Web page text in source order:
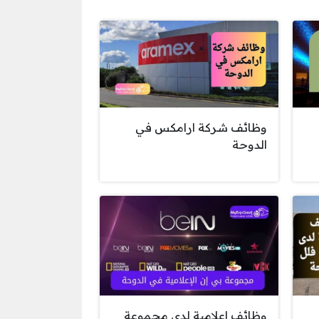
وظائف شركة ارامكس في
الدوحة
وظائف إعلامية لدى مجموعة